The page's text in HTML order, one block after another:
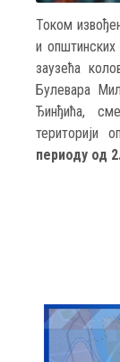
Током
и општинских
заузећа
Булевара
Ђинђића,
територији
периоду од